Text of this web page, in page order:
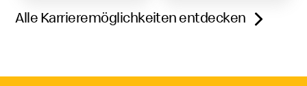
Alle Karrieremöglichkeiten entdecken